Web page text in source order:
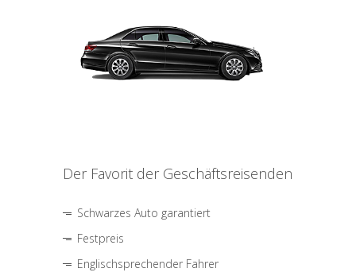
Der Favorit der Geschäftsreisenden
Schwarzes Auto garantiert
Festpreis
Englischsprechender Fahrer